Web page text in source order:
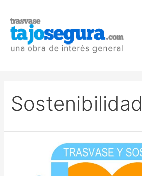
Sostenibilidad